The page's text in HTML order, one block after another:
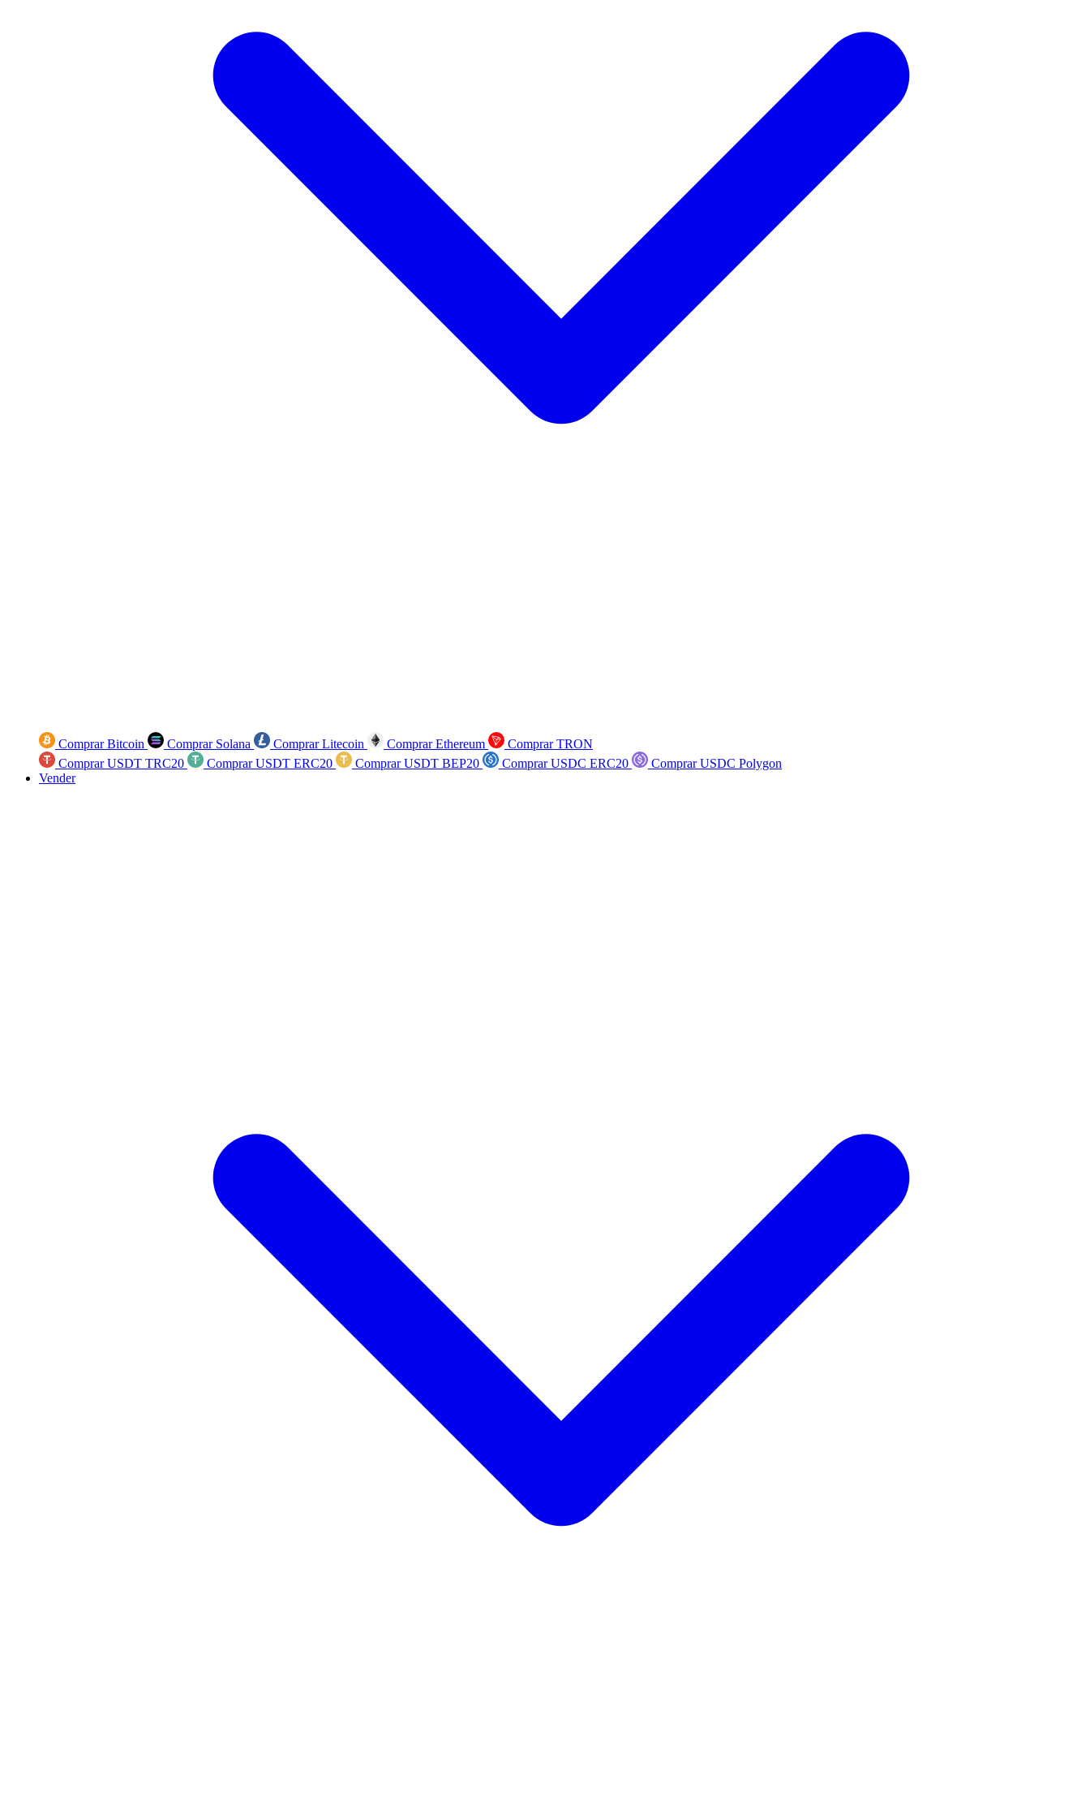
Comprar Bitcoin Comprar Solana Comprar Litecoin Comprar Ethereum
Comprar TRON
Comprar USDT TRC20
Comprar USDT ERC20 Comprar USDT BEP20 Comprar USDC ERC20
Comprar USDC Polygon
Vender